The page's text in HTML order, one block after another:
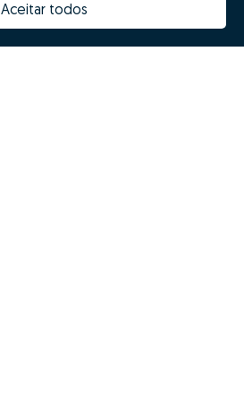
Aceitar todos